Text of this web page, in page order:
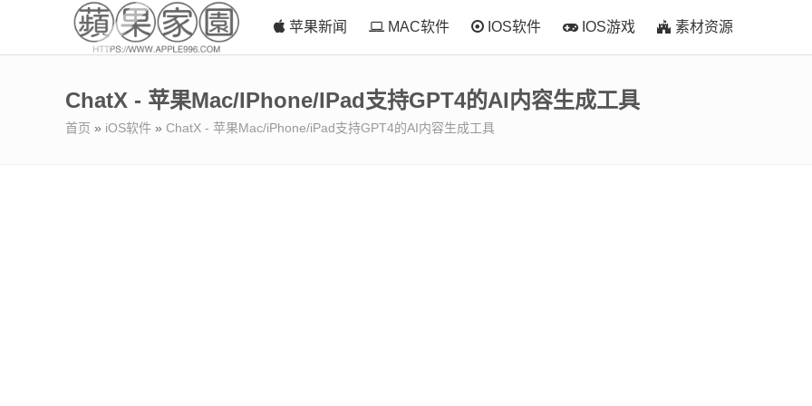
苹果新闻 MAC软件 IOS软件 IOS游戏 素材资源
ChatX - 苹果Mac/iPhone/iPad支持GPT4的AI内容生成工具
首页 » iOS软件 » ChatX - 苹果Mac/iPhone/iPad支持GPT4的AI内容生成工具